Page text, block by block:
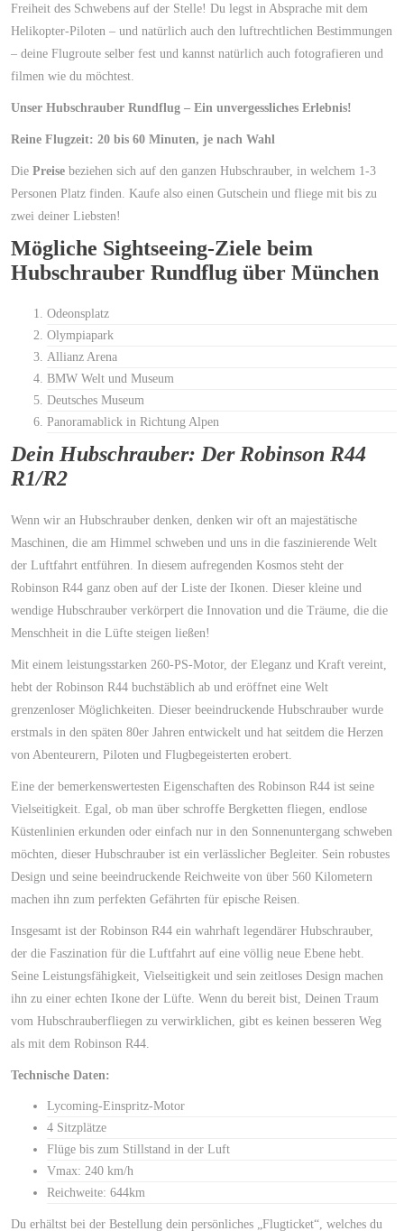
Freiheit des Schwebens auf der Stelle! Du legst in Absprache mit dem
Helikopter-Piloten – und natürlich auch den luftrechtlichen Bestimmungen
– deine Flugroute selber fest und kannst natürlich auch fotografieren und
filmen wie du möchtest.
Unser Hubschrauber Rundflug – Ein unvergessliches Erlebnis!
Reine Flugzeit: 20 bis 60 Minuten, je nach Wahl
DiePreise beziehen sich auf den ganzen Hubschrauber, in welchem 1-3
Personen Platz finden. Kaufe also einen Gutschein und fliege mit bis zu
zwei deiner Liebsten!
Mögliche Sightseeing-Ziele beim
Hubschrauber Rundflug über München
Odeonsplatz
Olympiapark
Allianz Arena
BMW Welt und Museum
Deutsches Museum
Panoramablick in Richtung Alpen
Dein Hubschrauber: Der Robinson R44
R1/R2
Wenn wir an Hubschrauber denken, denken wir oft an majestätische
Maschinen, die am Himmel schweben und uns in die faszinierende Welt
der Luftfahrt entführen. In diesem aufregenden Kosmos steht der
Robinson R44 ganz oben auf der Liste der Ikonen. Dieser kleine und
wendige Hubschrauber verkörpert die Innovation und die Träume, die die
Menschheit in die Lüfte steigen ließen!
Mit einem leistungsstarken 260-PS-Motor, der Eleganz und Kraft vereint,
hebt der Robinson R44 buchstäblich ab und eröffnet eine Welt
grenzenloser Möglichkeiten. Dieser beeindruckende Hubschrauber wurde
erstmals in den späten 80er Jahren entwickelt und hat seitdem die Herzen
von Abenteurern, Piloten und Flugbegeisterten erobert.
Eine der bemerkenswertesten Eigenschaften des Robinson R44 ist seine
Vielseitigkeit. Egal, ob man über schroffe Bergketten fliegen, endlose
Küstenlinien erkunden oder einfach nur in den Sonnenuntergang schweben
möchten, dieser Hubschrauber ist ein verlässlicher Begleiter. Sein robustes
Design und seine beeindruckende Reichweite von über 560 Kilometern
machen ihn zum perfekten Gefährten für epische Reisen.
Insgesamt ist der Robinson R44 ein wahrhaft legendärer Hubschrauber,
der die Faszination für die Luftfahrt auf eine völlig neue Ebene hebt.
Seine Leistungsfähigkeit, Vielseitigkeit und sein zeitloses Design machen
ihn zu einer echten Ikone der Lüfte. Wenn du bereit bist, Deinen Traum
vom Hubschrauberfliegen zu verwirklichen, gibt es keinen besseren Weg
als mit dem Robinson R44.
Technische Daten:
Lycoming-Einspritz-Motor
4 Sitzplätze
Flüge bis zum Stillstand in der Luft
Vmax: 240 km/h
Reichweite: 644km
Du erhältst bei der Bestellung dein persönliches „Flugticket“, welches du